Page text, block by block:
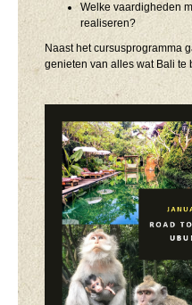
Welke vaardigheden
realiseren?
Naast het cursusprogramma
genieten van alles wat Bali te